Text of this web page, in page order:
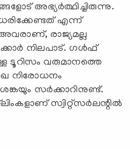
അഭ്യര്‍ത്ഥിച്ചിരുന്നു.
എന്ന്
രാജ്യമല്ല
നിലപാട്. ഗള്‍ഫ്
ടൂറിസം വരുമാനത്തെ
നിരോധനം
സര്‍ക്കാറിനുണ്ട്.
സ്വിറ്റ്‌സര്‍ലന്റില്‍